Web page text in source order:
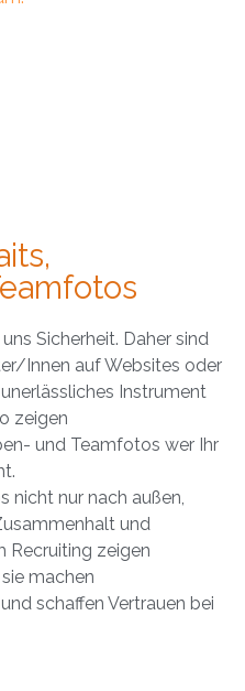
Sicherheit. Daher sind
Innen auf Websites oder
Instrument
zeigen
und Teamfotos wer Ihr
nicht nur nach außen,
und
Recruiting zeigen
machen
schaffen Vertrauen bei